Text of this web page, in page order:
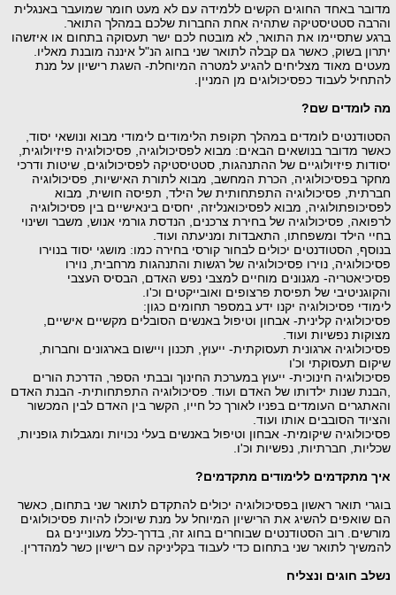
מדובר באחד החוגים הקשים ללמידה עם לא מעט חומר שמועבר באנגלית
והרבה סטטיסטיקה שתהיה אחת החברות שלכם במהלך התואר.
ברגע שתסיימו את התואר, לא מובטח לכם ישר תעסוקה בתחום או איזשהו
יתרון בשוק, כאשר גם קבלה לתואר שני בחוג הנ"ל איננה מובנת מאליו.
מעטים מאוד מצליחים להגיע למטרה המיוחלת- השגת רישיון על מנת
להתחיל לעבוד כפסיכולוגים מן המניין.
מה לומדים שם?
הסטודנטים לומדים במהלך תקופת הלימודים לימודי מבוא ונושאי יסוד,
כאשר מדובר בנושאים הבאים: מבוא לפסיכולוגיה, פסיכולוגיה פיזיולוגית,
יסודות פיזיולוגיים של ההתנהגות, סטטיסטיקה לפסיכולוגים, שיטות ודרכי
מחקר בפסיכולוגיה, הכרת המחשב, מבוא לתורת האישיות, פסיכולוגיה
חברתית, פסיכולוגיה התפתחותית של הילד, תפיסה חושית, מבוא
לפסיכופתולוגיה, מבוא לפסיכואנליזה, יחסים בינאישיים בין פסיכולוגיה
לרפואה, פסיכולוגיה של בחירת צרכנים, הנדסת גורמי אנוש, משבר ושינוי
בחיי הילד ומשפחתו, התאבדות ומניעתה ועוד.
בנוסף, הסטודנטים יכולים לבחור קורסי בחירה כמו: מושגי יסוד בנוירו
פסיכולוגיה, נוירו פסיכולוגיה של רגשות והתנהגות מרחבית, נוירו
פסיכיאטריה- מגנונים מוחיים למצבי נפש האדם, הבסיס העצבי
והקוגניטיבי של תפיסת פרצופים ואובייקטים וכ'ו.
לימודי פסיכולוגיה יקנו ידע במספר תחומים כגון:
פסיכולוגיה קלינית- אבחון וטיפול באנשים הסובלים מקשיים אישיים,
מצוקות נפשיות ועוד.
פסיכולוגיה ארגונית תעסוקתית- ייעוץ, תכנון ויישום בארגונים וחברות,
שיקום תעסוקתי וכ'ו
פסיכולוגיה חינוכית- ייעוץ במערכת החינוך ובבתי הספר, הדרכת הורים
,הבנת שנות ילדותו של האדם ועוד. פסיכולוגיה התפתחותית- הבנת האדם
והאתגרים העומדים בפניו לאורך כל חייו, הקשר בין האדם לבין המכשור
והציוד הסובבים אותו ועוד.
פסיכולוגיה שיקומית- אבחון וטיפול באנשים בעלי נכויות ומגבלות גופניות,
שכליות, חברתיות, נפשיות וכ'ו.
איך מתקדמים ללימודים מתקדמים?
בוגרי תואר ראשון בפסיכולוגיה יכולים להתקדם לתואר שני בתחום, כאשר
הם שואפים להשיג את הרישיון המיוחל על מנת שיוכלו להיות פסיכולוגים
מורשים. רוב הסטודנטים שבוחרים בחוג זה, בדרך-כלל מעוניינים גם
להמשיך לתואר שני בתחום כדי לעבוד בקליניקה עם רישיון כשר למהדרין.
נשלב חוגים ונצליח